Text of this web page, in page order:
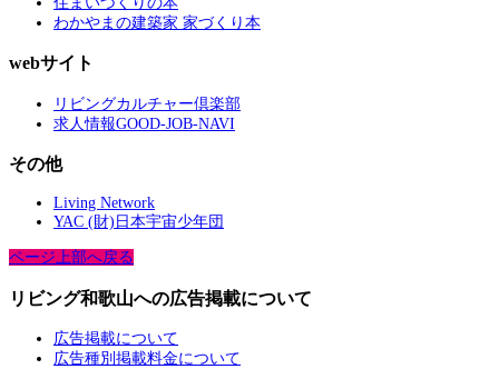
わかやまの建築家 家づくり本
webサイト
リビングカルチャー倶楽部
求人情報GOOD-JOB-NAVI
その他
Living Network
YAC (財)日本宇宙少年団
ページ上部へ戻る
リビング和歌山への広告掲載について
広告掲載について
広告種別掲載料金について